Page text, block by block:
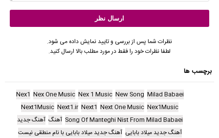
نظرات شما پس از بررسی و تایید نمایش داده می شود.
لطفا نظرات خود را فقط در مورد مطلب بالا ارسال کنید.
برچسب ها
Milad Babaei
New Song
Nex 1 Music
Nex One Music
Nex1
Nex1Music
Next One Music
Next1
Next1.ir
Next1Music
Song Of Manteghi Nist From Milad Babaei آهنگ آهنگ جدید
آهنگ جدید میلاد بابایی آهنگ جدید میلاد بابایی با نام منطقی نیست